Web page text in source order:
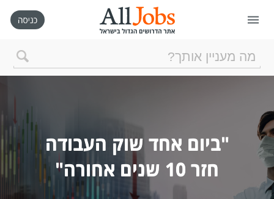
דף הבית
ניהול החיפושים שלי
"ביום אחד שוק העבודה
חזר 10 שנים אחורה"